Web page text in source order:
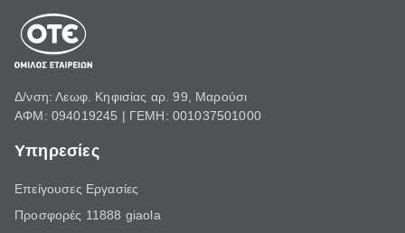
Δ/νση: Λεωφ. Κηφισίας αρ. 99, Μαρούσι
ΑΦΜ: 094019245 | ΓΕΜΗ: 001037501000
Υπηρεσίες
Επείγουσες Εργασίες
Προσφορές 11888 giaola